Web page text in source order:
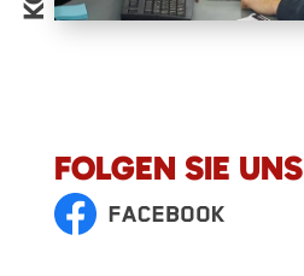
FOLGEN SIE UNS